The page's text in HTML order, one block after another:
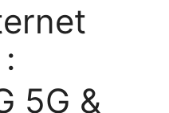
5G &